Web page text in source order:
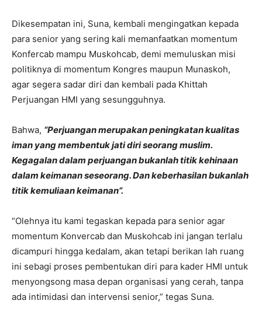
Dikesempatan ini, Suna, kembali mengingatkan kepada
para senior yang sering kali memanfaatkan momentum
Konfercab mampu Muskohcab, demi memuluskan misi
politiknya di momentum Kongres maupun Munaskoh,
agar segera sadar diri dan kembali pada Khittah
Perjuangan HMI yang sesungguhnya.
Bahwa, “Perjuangan merupakan peningkatan kualitas
iman yang membentuk jati diri seorang muslim.
Kegagalan dalam perjuangan bukanlah titik kehinaan
dalam keimanan seseorang. Dan keberhasilan bukanlah
titik kemuliaan keimanan”.
“Olehnya itu kami tegaskan kepada para senior agar
momentum Konvercab dan Muskohcab ini jangan terlalu
dicampuri hingga kedalam, akan tetapi berikan lah ruang
ini sebagi proses pembentukan diri para kader HMI untuk
menyongsong masa depan organisasi yang cerah, tanpa
ada intimidasi dan intervensi senior,” tegas Suna.